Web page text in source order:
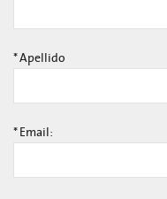
*Apellido
* Email: